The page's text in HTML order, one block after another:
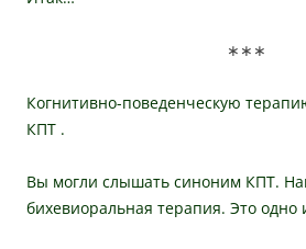
∗∗∗
Когнитивно-поведенческую
КПТ .
Вы могли слышать синоним КПТ.
бихевиоральная терапия. Это одно